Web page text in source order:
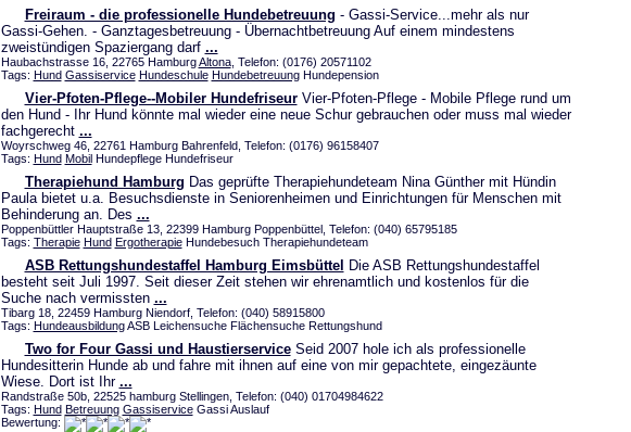
Freiraum - die professionelle Hundebetreuung - Gassi-Service...mehr als nur
Gassi-Gehen. - Ganztagesbetreuung - Übernachtbetreuung Auf einem mindestens
zweistündigen Spaziergang darf ...
Haubachstrasse 16, 22765 HamburgAltona, Telefon: (0176) 20571102
Tags: Hund Gassiservice Hundeschule HundebetreuungHundepension
Vier-Pfoten-Pflege--Mobiler HundefriseurVier-Pfoten-Pflege - Mobile Pflege rund um
den Hund - Ihr Hund könnte mal wieder eine neue Schur gebrauchen oder muss mal wieder
fachgerecht ...
Woyrschweg 46, 22761 Hamburg Bahrenfeld, Telefon: (0176) 96158407
Tags: Hund MobilHundepflege Hundefriseur
Therapiehund Hamburg Das geprüfte Therapiehundeteam Nina Günther mit Hündin
Paula bietet u.a. Besuchsdienste in Seniorenheimen und Einrichtungen für Menschen mit
Behinderung an. Des ...
Poppenbüttler Hauptstraße 13, 22399 Hamburg Poppenbüttel, Telefon: (040) 65795185
Tags: Therapie Hund ErgotherapieHundebesuch Therapiehundeteam
ASB Rettungshundestaffel Hamburg Eimsbüttel
Die ASB Rettungshundestaffel
besteht seit Juli 1997. Seit dieser Zeit stehen wir ehrenamtlich und kostenlos für die
Suche nach vermissten ...
Tibarg 18, 22459 Hamburg Niendorf, Telefon: (040) 58915800
Tags: HundeausbildungASB Leichensuche Flächensuche Rettungshund
Two for Four Gassi und HaustierserviceSeid 2007 hole ich als professionelle
Hundesitterin Hunde ab und fahre mit ihnen auf eine von mir gepachtete, eingezäunte
Wiese. Dort ist Ihr ...
Randstraße 50b, 22525 hamburg Stellingen, Telefon: (040) 01704984622
Tags: Hund Betreuung GassiserviceGassi Auslauf
Bewertung: